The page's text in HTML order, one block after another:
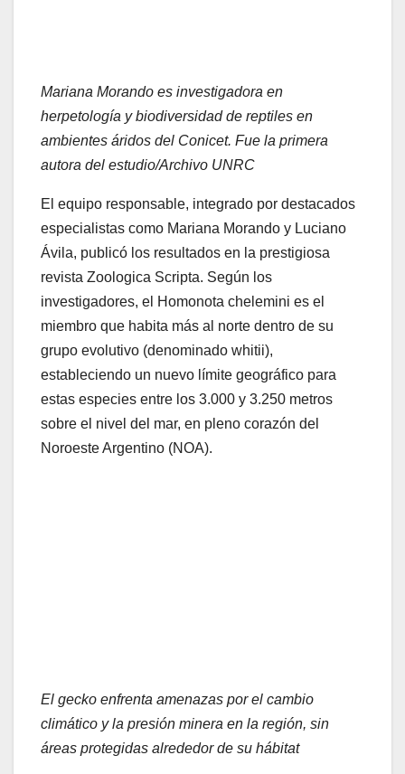
Mariana Morando es investigadora en
herpetología y biodiversidad de reptiles en
ambientes áridos del Conicet. Fue la primera
autora del estudio/Archivo UNRC
El equipo responsable, integrado por destacados
especialistas como Mariana Morando y Luciano
Ávila, publicó los resultados en la prestigiosa
revista Zoologica Scripta. Según los
investigadores, el Homonota chelemini es el
miembro que habita más al norte dentro de su
grupo evolutivo (denominado whitii),
estableciendo un nuevo límite geográfico para
estas especies entre los 3.000 y 3.250 metros
sobre el nivel del mar, en pleno corazón del
Noroeste Argentino (NOA).
El gecko enfrenta amenazas por el cambio
climático y la presión minera en la región, sin
áreas protegidas alrededor de su hábitat